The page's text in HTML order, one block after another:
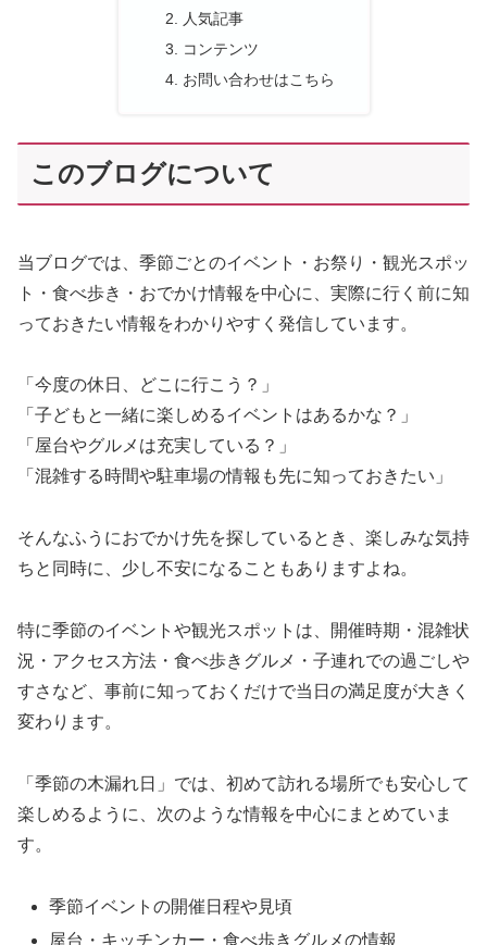
人気記事
コンテンツ
お問い合わせはこちら
このブログについて
当ブログでは、季節ごとのイベント・お祭り・観光スポッ
ト・食べ歩き・おでかけ情報を中心に、実際に行く前に知
っておきたい情報をわかりやすく発信しています。
「今度の休日、どこに行こう？」
「子どもと一緒に楽しめるイベントはあるかな？」
「屋台やグルメは充実している？」
「混雑する時間や駐車場の情報も先に知っておきたい」
そんなふうにおでかけ先を探しているとき、楽しみな気持
ちと同時に、少し不安になることもありますよね。
特に季節のイベントや観光スポットは、開催時期・混雑状
況・アクセス方法・食べ歩きグルメ・子連れでの過ごしや
すさなど、事前に知っておくだけで当日の満足度が大きく
変わります。
「季節の木漏れ日」では、初めて訪れる場所でも安心して
楽しめるように、次のような情報を中心にまとめていま
す。
季節イベントの開催日程や見頃
屋台・キッチンカー・食べ歩きグルメの情報